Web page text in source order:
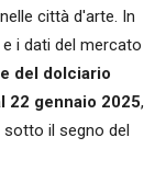
città d'arte. In
i dati del mercato
del dolciario
22 gennaio 2025,
il segno del